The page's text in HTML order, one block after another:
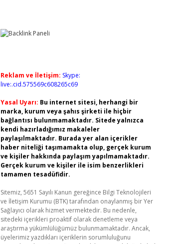
Reklam ve İletişim: Skype:
live:.cid.575569c608265c69
Yasal Uyarı: Bu internet sitesi, herhangi bir
marka, kurum veya şahıs şirketi ile hiçbir
bağlantısı bulunmamaktadır. Sitede yalnızca
kendi hazırladığımız makaleler
paylaşılmaktadır. Burada yer alan içerikler
haber niteliği taşımamakta olup, gerçek kurum
ve kişiler hakkında paylaşım yapılmamaktadır.
Gerçek kurum ve kişiler ile isim benzerlikleri
tamamen tesadüfidir.
Sitemiz, 5651 Sayılı Kanun gereğince Bilgi Teknolojileri
ve İletişim Kurumu (BTK) tarafından onaylanmış bir Yer
Sağlayıcı olarak hizmet vermektedir. Bu nedenle,
sitedeki içerikleri proaktif olarak denetleme veya
araştırma yükümlülüğümüz bulunmamaktadır. Ancak,
üyelerimiz yazdıkları içeriklerin sorumluluğunu